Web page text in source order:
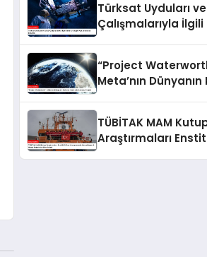
Türksat Uyduları
Çalışmalarıyla
“Project
Meta’nın Dünyanın
TÜBİTAK MAM
Araştırmaları